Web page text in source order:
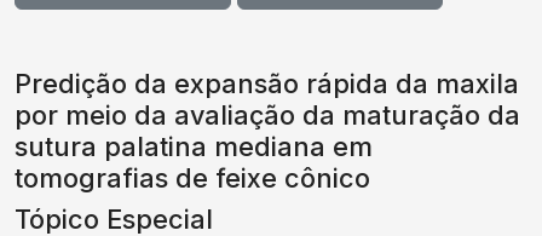
Predição da expansão rápida da maxila
por meio da avaliação da maturação da
sutura palatina mediana em
tomografias de feixe cônico
Tópico Especial